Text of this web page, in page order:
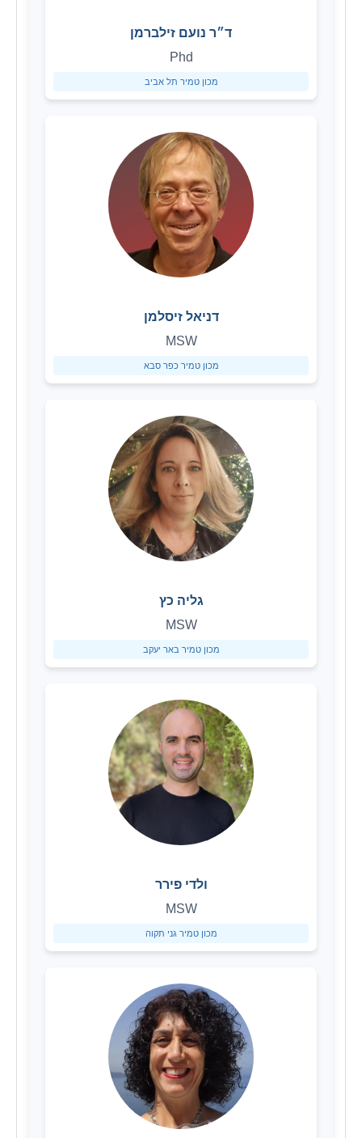
ד״ר נועם זילברמן
Phd
מכון טמיר תל אביב
דניאל זיסלמן
MSW
מכון טמיר כפר סבא
גליה כץ
MSW
מכון טמיר באר יעקב
ולדי פירר
MSW
מכון טמיר גני תקוה